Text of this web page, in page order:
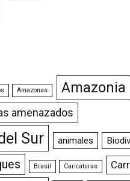
Amazonas Amazonia
amenazados
Sur animales
Brasil Caricaturas